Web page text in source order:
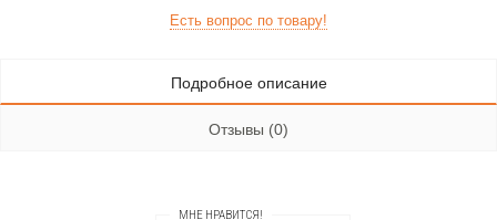
Есть вопрос по товару!
Подробное описание
Отзывы (0)
МНЕ НРАВИТСЯ!